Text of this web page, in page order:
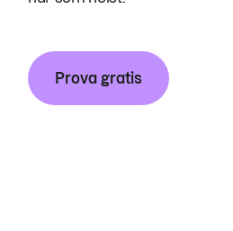
Prova gratis